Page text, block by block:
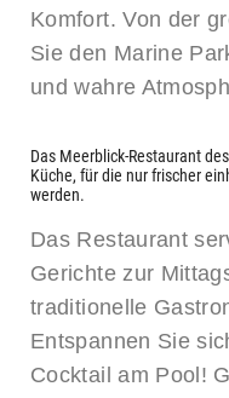
Komfort. Von der
Sie den Marine
und wahre
Das Meerblick-Restaurant
Küche, für die nur frischer
werden.
Das Restaurant
Gerichte zur
traditionelle
Entspannen Sie
Cocktail am Pool!